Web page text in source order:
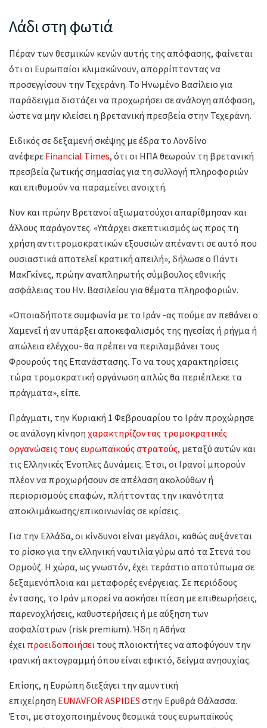
Λάδι στη φωτιά
Πέραν των θεσμικών κενών αυτής της απόφασης, φαίνεται
ότι οι Ευρωπαίοι κλιμακώνουν, απορρίπτοντας να
προσεγγίσουν την Τεχεράνη. Το Ηνωμένο Βασίλειο για
παράδειγμα διστάζει να προχωρήσει σε ανάλογη απόφαση,
ώστε να μην κλείσει η βρετανική πρεσβεία στην Τεχεράνη.
Ειδικός σε δεξαμενή σκέψης με έδρα το Λονδίνο
ανέφερε Financial Times, ότι οι ΗΠΑ θεωρούν τη βρετανική
πρεσβεία ζωτικής σημασίας για τη συλλογή πληροφοριών
και επιθυμούν να παραμείνει ανοιχτή.
Νυν και πρώην Βρετανοί αξιωματούχοι απαρίθμησαν και
άλλους παράγοντες. «Υπάρχει σκεπτικισμός ως προς τη
χρήση αντιτρομοκρατικών εξουσιών απέναντι σε αυτό που
ουσιαστικά αποτελεί κρατική απειλή», δήλωσε ο Πάντι
ΜακΓκίνες, πρώην αναπληρωτής σύμβουλος εθνικής
ασφάλειας του Ην. Βασιλείου για θέματα πληροφοριών.
«Οποιαδήποτε συμφωνία με το Ιράν -ας πούμε αν πεθάνει ο
Χαμενεΐ ή αν υπάρξει αποκεφαλισμός της ηγεσίας ή ρήγμα ή
απώλεια ελέγχου- θα πρέπει να περιλαμβάνει τους
Φρουρούς της Επανάστασης. Το να τους χαρακτηρίσεις
τώρα τρομοκρατική οργάνωση απλώς θα περιέπλεκε τα
πράγματα», είπε.
Πράγματι, την Κυριακή 1 Φεβρουαρίου το Ιράν προχώρησε
σε ανάλογη κίνηση χαρακτηρίζοντας τρομοκρατικές
οργανώσεις τους ευρωπαϊκούς στρατούς, μεταξύ αυτών και
τις Ελληνικές Ένοπλες Δυνάμεις. Έτσι, οι Ιρανοί μπορούν
πλέον να προχωρήσουν σε απέλαση ακολούθων ή
περιορισμούς επαφών, πλήττοντας την ικανότητα
αποκλιμάκωσης/επικοινωνίας σε κρίσεις.
Για την Ελλάδα, οι κίνδυνοι είναι μεγάλοι, καθώς αυξάνεται
το ρίσκο για την ελληνική ναυτιλία γύρω από τα Στενά του
Ορμούζ. Η χώρα, ως γνωστόν, έχει τεράστιο αποτύπωμα σε
δεξαμενόπλοια και μεταφορές ενέργειας. Σε περιόδους
έντασης, το Ιράν μπορεί να ασκήσει πίεση με επιθεωρήσεις,
παρενοχλήσεις, καθυστερήσεις ή με αύξηση των
ασφαλίστρων (risk premium). Ήδη η Αθήνα
έχει προειδοποιήσει τους πλοιοκτήτες να αποφύγουν την
ιρανική ακτογραμμή όπου είναι εφικτό, δείγμα ανησυχίας.
Επίσης, η Ευρώπη διεξάγει την αμυντική
επιχείρηση EUNAVFOR ASPIDES στην Ερυθρά Θάλασσα.
Έτσι, με στοχοποιημένους θεσμικά τους ευρωπαϊκούς